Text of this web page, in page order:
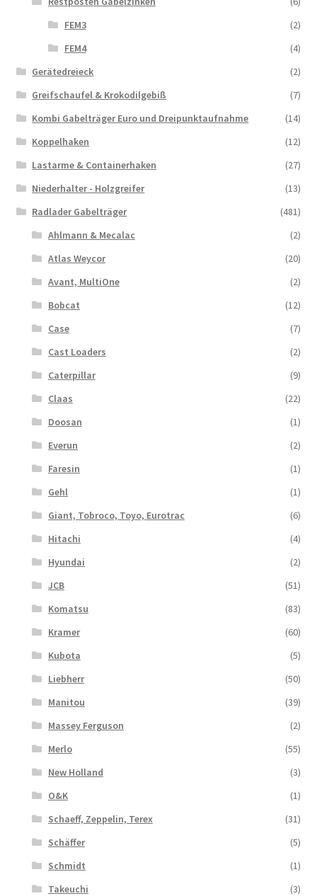
FEM3
(2)
FEM4
(4)
Gerätedreieck
(2)
Greifschaufel & Krokodilgebiß
(7)
Kombi Gabelträger Euro und Dreipunktaufnahme
(14)
Koppelhaken
(12)
Lastarme & Containerhaken
(27)
Niederhalter - Holzgreifer
(13)
Radlader Gabelträger
(481)
Ahlmann & Mecalac
(2)
Atlas Weycor
(20)
Avant, MultiOne
(2)
Bobcat
(12)
Case
(7)
Cast Loaders
(2)
Caterpillar
(9)
Claas
(22)
Doosan
(1)
Everun
(2)
Faresin
(1)
Gehl
(1)
Giant, Tobroco, Toyo, Eurotrac
(6)
Hitachi
(4)
Hyundai
(2)
JCB
(51)
Komatsu
(83)
Kramer
(60)
Kubota
(5)
Liebherr
(50)
Manitou
(39)
Massey Ferguson
(2)
Merlo
(55)
New Holland
(3)
O&K
(1)
Schaeff, Zeppelin, Terex
(31)
Schäffer
(5)
Schmidt
(1)
Takeuchi
(3)